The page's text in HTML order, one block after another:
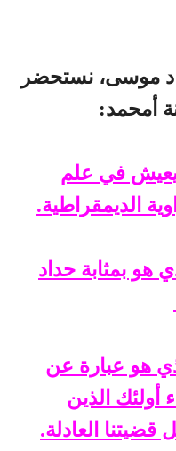
موسى، نستحضر
أمحمد:
يعيش في علم
الديمقراطية.
هو بمثابة حداد
هو عبارة عن
أولئك الذين
العادلة.